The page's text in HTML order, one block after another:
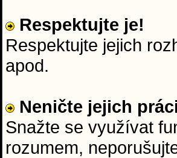
Respektujte je!
Respektujte jejich
apod.
Neničte jejich
Snažte se využívat
rozumem,